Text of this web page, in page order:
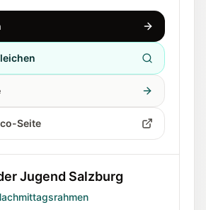
Seite
Jugend Salzburg